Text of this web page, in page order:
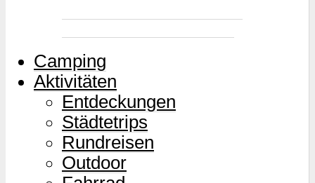
Camping
Aktivitäten
Entdeckungen
Städtetrips
Rundreisen
Outdoor